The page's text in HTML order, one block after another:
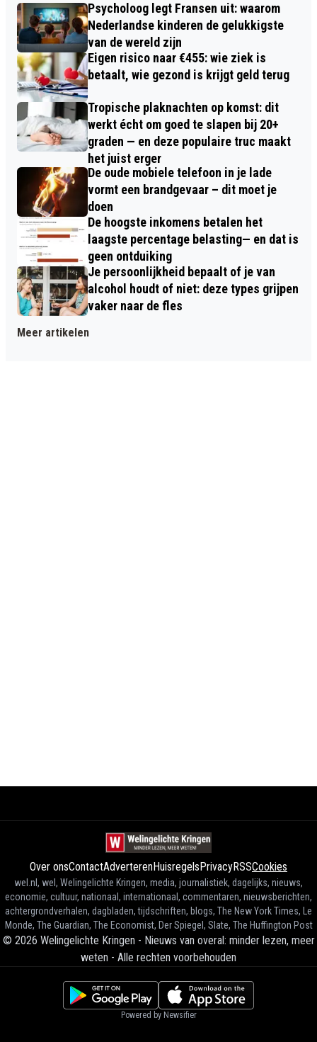
Psycholoog legt Fransen uit: waarom
Nederlandse kinderen de gelukkigste
van de wereld zijn
Eigen risico naar €455: wie ziek is
betaalt, wie gezond is krijgt geld terug
Tropische plaknachten op komst: dit
werkt écht om goed te slapen bij 20+
graden — en deze populaire truc maakt
het juist erger
De oude mobiele telefoon in je lade
vormt een brandgevaar – dit moet je
doen
De hoogste inkomens betalen het
laagste percentage belasting— en dat is
geen ontduiking
Je persoonlijkheid bepaalt of je van
alcohol houdt of niet: deze types grijpen
vaker naar de fles
Meer artikelen
Over onsContactAdverterenHuisregelsPrivacyRSSCookies
wel.nl, wel, Welingelichte Kringen, media, journalistiek, dagelijks, nieuws,
economie, cultuur, nationaal, internationaal, commentaren, nieuwsberichten,
achtergrondverhalen, dagbladen, tijdschriften, blogs, The New York Times, Le
Monde, The Guardian, The Economist, Der Spiegel, Slate, The Huffington Post
© 2026 Welingelichte Kringen - Nieuws van overal: minder lezen, meer
weten - Alle rechten voorbehouden
Powered by Newsifier